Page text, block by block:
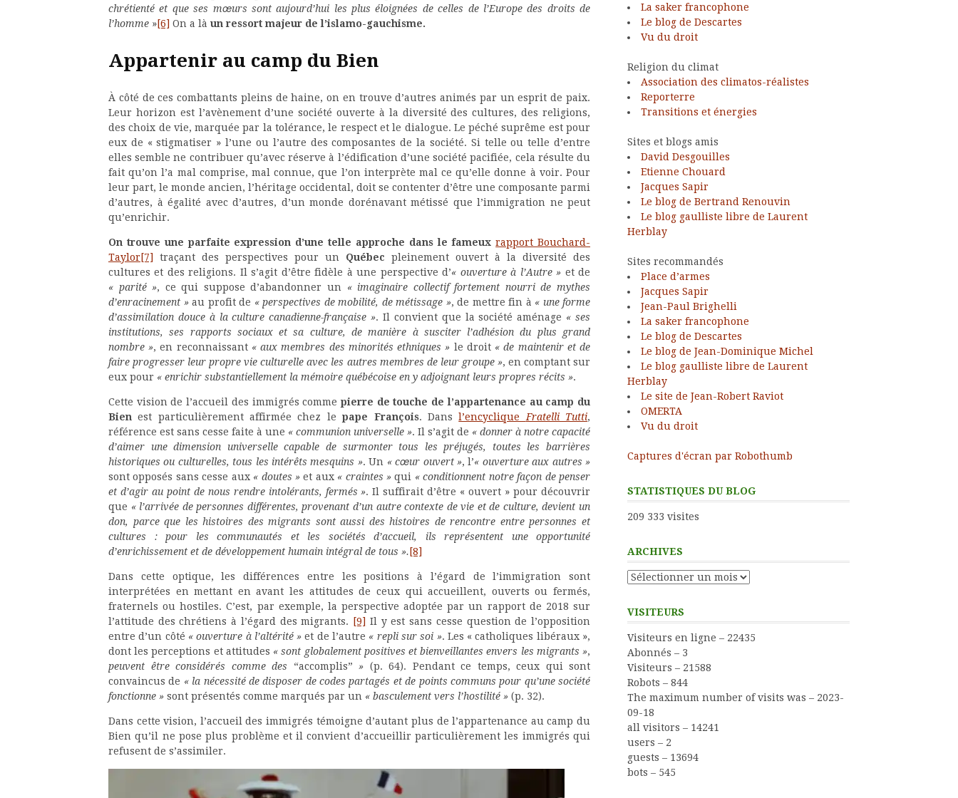
chrétienté et que ses mœurs sont aujourd’hui les plus éloignées de celles de l’Europe des droits de
l’homme »[6] On a là un ressort majeur de l’islamo-gauchisme.
Appartenir au camp du Bien
À côté de ces combattants pleins de haine, on en trouve d’autres animés par un esprit de paix.
Leur horizon est l’avènement d’une société ouverte à la diversité des cultures, des religions,
des choix de vie, marquée par la tolérance, le respect et le dialogue. Le péché suprême est pour
eux de « stigmatiser » l’une ou l’autre des composantes de la société. Si telle ou telle d’entre
elles semble ne contribuer qu’avec réserve à l’édification d’une société pacifiée, cela résulte du
fait qu’on l’a mal comprise, mal connue, que l’on interprète mal ce qu’elle donne à voir. Pour
leur part, le monde ancien, l’héritage occidental, doit se contenter d’être une composante parmi
d’autres, à égalité avec d’autres, d’un monde dorénavant métissé que l’immigration ne peut
qu’enrichir.
On trouve une parfaite expression d’une telle approche dans le fameux rapport Bouchard-
Taylor[7] traçant des perspectives pour un Québec pleinement ouvert à la diversité des
cultures et des religions. Il s’agit d’être fidèle à une perspective d’« ouverture à l’Autre » et de
« parité », ce qui suppose d’abandonner un « imaginaire collectif fortement nourri de mythes
d’enracinement »au profit de « perspectives de mobilité, de métissage », de mettre fin à « une forme
d’assimilation douce à la culture canadienne-française ». Il convient que la société aménage « ses
institutions, ses rapports sociaux et sa culture, de manière à susciter l’adhésion du plus grand
nombre », en reconnaissant « aux membres des minorités ethniques » le droit « de maintenir et de
faire progresser leur propre vie culturelle avec les autres membres de leur groupe », en comptant sur
eux pour « enrichir substantiellement la mémoire québécoise en y adjoignant leurs propres récits ».
Cette vision de l’accueil des immigrés comme pierre de touche de l’appartenance au camp du
Bien est particulièrement affirmée chez le pape François. Dansl’encyclique Fratelli Tutti,
référence est sans cesse faite à une « communion universelle ». Il s’agit de « donner à notre capacité
d’aimer une dimension universelle capable de surmonter tous les préjugés, toutes les barrières
historiques ou culturelles, tous les intérêts mesquins ». Un « cœur ouvert », l’« ouverture aux autres »
sont opposés sans cesse aux « doutes »et aux « craintes » qui « conditionnent notre façon de penser
et d’agir au point de nous rendre intolérants, fermés ». Il suffirait d’être « ouvert » pour découvrir
que « l’arrivée de personnes différentes, provenant d’un autre contexte de vie et de culture, devient un
don, parce que les histoires des migrants sont aussi des histoires de rencontre entre personnes et
cultures : pour les communautés et les sociétés d’accueil, ils représentent une opportunité
d’enrichissement et de développement humain intégral de tous ». [8]
Dans cette optique, les différences entre les positions à l’égard de l’immigration sont
interprétées en mettant en avant les attitudes de ceux qui accueillent, ouverts ou fermés,
fraternels ou hostiles. C’est, par exemple, la perspective adoptée par un rapport de 2018 sur
l’attitude des chrétiens à l’égard des migrants.
[9] Il y est sans cesse question de l’opposition
entre d’un côté « ouverture à l’altérité » et de l’autre « repli sur soi ». Les « catholiques libéraux »,
dont les perceptions et attitudes « sont globalement positives et bienveillantes envers les migrants »,
peuvent être considérés comme des “accomplis” » (p. 64). Pendant ce temps, ceux qui sont
convaincus de « la nécessité de disposer de codes partagés et de points communs pour qu’une société
fonctionne » sont présentés comme marqués par un « basculement vers l’hostilité » (p. 32).
Dans cette vision, l’accueil des immigrés témoigne d’autant plus de l’appartenance au camp du
Bien qu’il ne pose plus problème et il convient d’accueillir particulièrement les immigrés qui
refusent de s’assimiler.
La saker francophone
Le blog de Descartes
Vu du droit
Religion du climat
Association des climatos-réalistes
Reporterre
Transitions et énergies
Sites et blogs amis
David Desgouilles
Etienne Chouard
Jacques Sapir
Le blog de Bertrand Renouvin
Le blog gaulliste libre de Laurent
Herblay
Sites recommandés
Place d’armes
Jacques Sapir
Jean-Paul Brighelli
La saker francophone
Le blog de Descartes
Le blog de Jean-Dominique Michel
Le blog gaulliste libre de Laurent
Herblay
Le site de Jean-Robert Raviot
OMERTA
Vu du droit
Captures d'écran par Robothumb
STATISTIQUES DU BLOG
209 333 visites
ARCHIVES
Archives
VISITEURS
Visiteurs en ligne – 22435
Abonnés – 3
Visiteurs – 21588
Robots – 844
The maximum number of visits was – 2023-
09-18
all visitors – 14241
users – 2
guests – 13694
bots – 545